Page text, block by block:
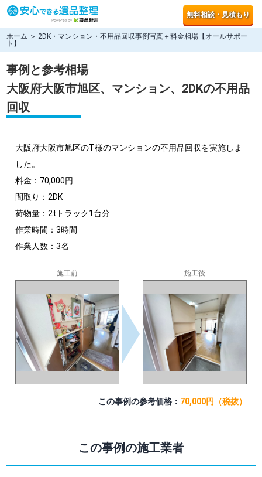
無料相談・見積もり
ホーム ＞ 2DK・マンション・不用品回収事例写真＋料金相場【オールサポー
ト】
事例と参考相場
大阪府大阪市旭区、マンション、2DKの不用品
回収
大阪府大阪市旭区のT様のマンションの不用品回収を実施しま
した。
料金：70,000円
間取り：2DK
荷物量：2tトラック1台分
作業時間：3時間
作業人数：3名
施工前 施工後
この事例の参考価格： 70,000円（税抜）
この事例の施工業者